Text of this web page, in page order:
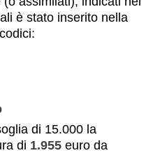
è stato inserito nella
di 15.000 la
di 1.955 euro da